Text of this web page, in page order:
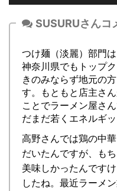
SUSURUさんコ
つけ麺（淡麗）部門
神奈川県でもトップ
きのみならず地元の
す。もともと店主さ
ことでラーメン屋さ
だまだ若くエネルギ
高野さんでは鶏の中
だいたんですが、も
美味しかったんです
したね。最近ラーメ